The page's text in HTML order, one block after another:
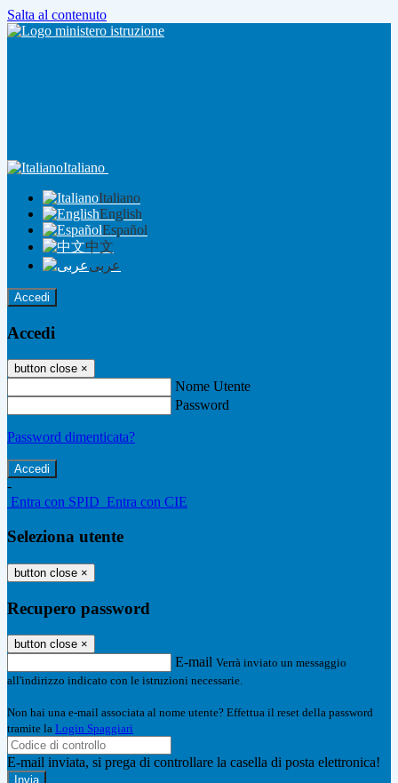
Salta al contenuto
Italiano
Italiano
English
Español
中文
عربى
Accedi
Accedi
button close ×
Nome Utente
Password
Password dimenticata?
-
Entra con SPID Entra con CIE
Seleziona utente
button close ×
Recupero password
button close ×
E-mail Verrà inviato un messaggio
all'indirizzo indicato con le istruzioni necessarie.
Non hai una e-mail associata al nome utente? Effettua il reset della password
tramite la Login Spaggiari
E-mail inviata, si prega di controllare la casella di posta elettronica!